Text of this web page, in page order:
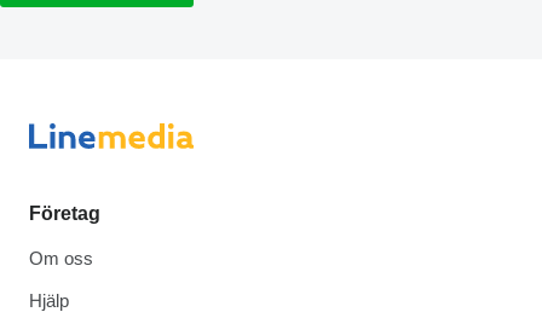
Företag
Om oss
Hjälp